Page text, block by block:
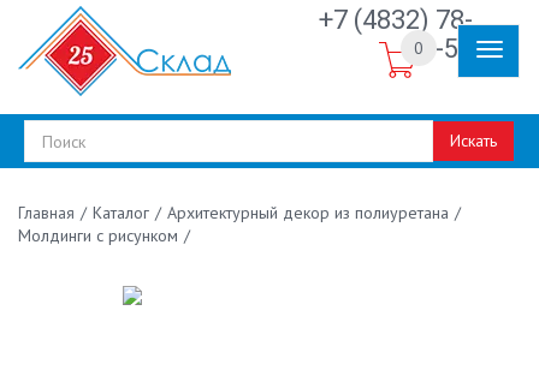
+7 (4832) 78-
30-50
Искать
0
Главная / Каталог / Архитектурный декор из полиуретана /
Молдинги с рисунком /